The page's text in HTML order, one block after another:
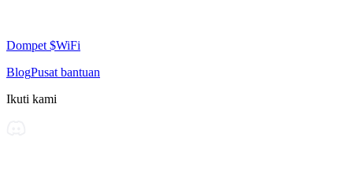
Dompet $WiFi
BlogPusat bantuan
Ikuti kami